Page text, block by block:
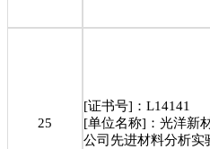
25
[证书号]：L14141
[单位名称]：光洋新
公司先进材料分析实